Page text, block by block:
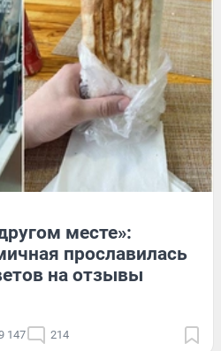
месте»:
прославилась
на отзывы
147 214